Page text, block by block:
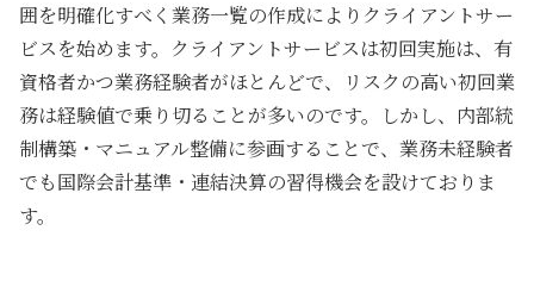
囲を明確化すべく業務一覧の作成によりクライアントサー
ビスを始めます。クライアントサービスは初回実施は、有
資格者かつ業務経験者がほとんどで、リスクの高い初回業
務は経験値で乗り切ることが多いのです。しかし、内部統
制構築・マニュアル整備に参画することで、業務未経験者
でも国際会計基準・連結決算の習得機会を設けておりま
す。